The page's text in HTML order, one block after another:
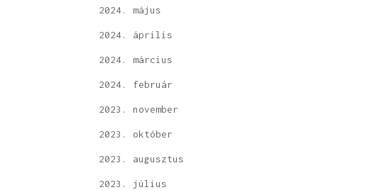
2024. május
2024. április
2024. március
2024. február
2023. november
2023. október
2023. augusztus
2023. július